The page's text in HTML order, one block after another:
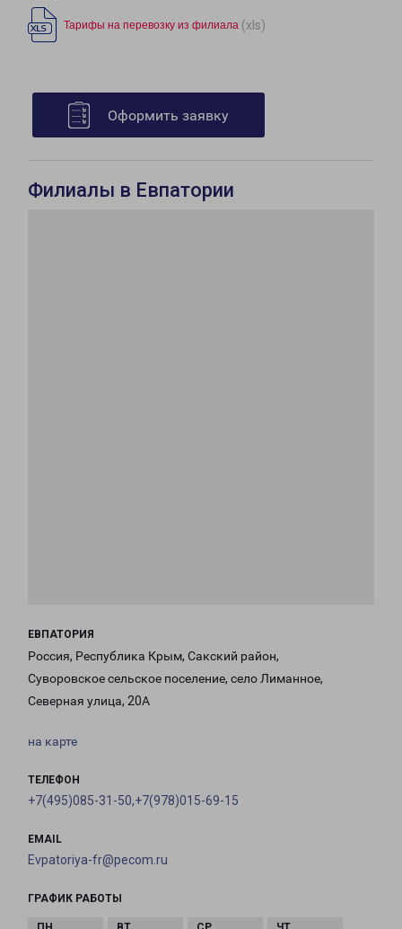
Тарифы на перевозку из филиала (xls)
Оформить заявку
Филиалы в Евпатории
ЕВПАТОРИЯ
Россия, Республика Крым, Сакский район,
Суворовское сельское поселение, село Лиманное,
Северная улица, 20А
на карте
ТЕЛЕФОН
+7(495)085-31-50,+7(978)015-69-15
EMAIL
Evpatoriya-fr@pecom.ru
ГРАФИК РАБОТЫ